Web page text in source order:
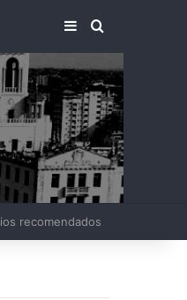
BARRA LATERAL
BUSCAR
recomendados